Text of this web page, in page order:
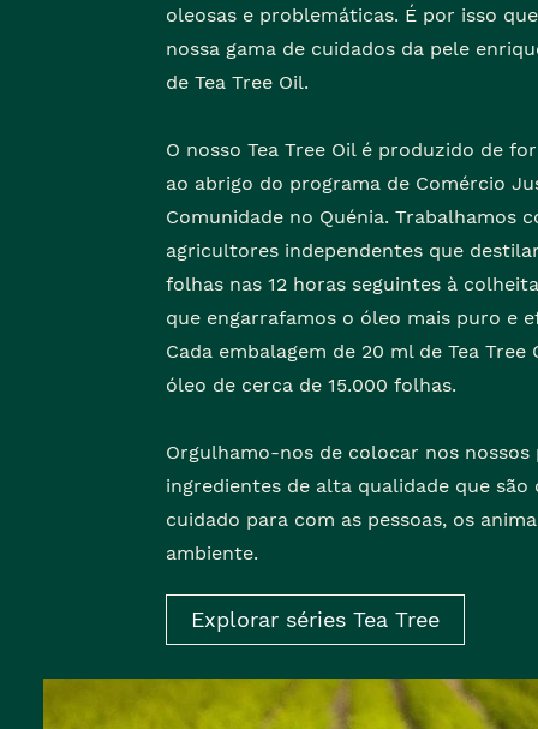
oleosas e problemáticas. É por isso
nossa gama de cuidados da pele
de Tea Tree Oil.
O nosso Tea Tree Oil é produzido de
ao abrigo do programa de Comércio
Comunidade no Quénia. Trabalhamos
agricultores independentes que
folhas nas 12 horas seguintes à
que engarrafamos o óleo mais puro e
Cada embalagem de 20 ml de Tea Tree
óleo de cerca de 15.000 folhas.
Orgulhamo-nos de colocar nos
ingredientes de alta qualidade que são
cuidado para com as pessoas, os
ambiente.
Explorar séries Tea Tree